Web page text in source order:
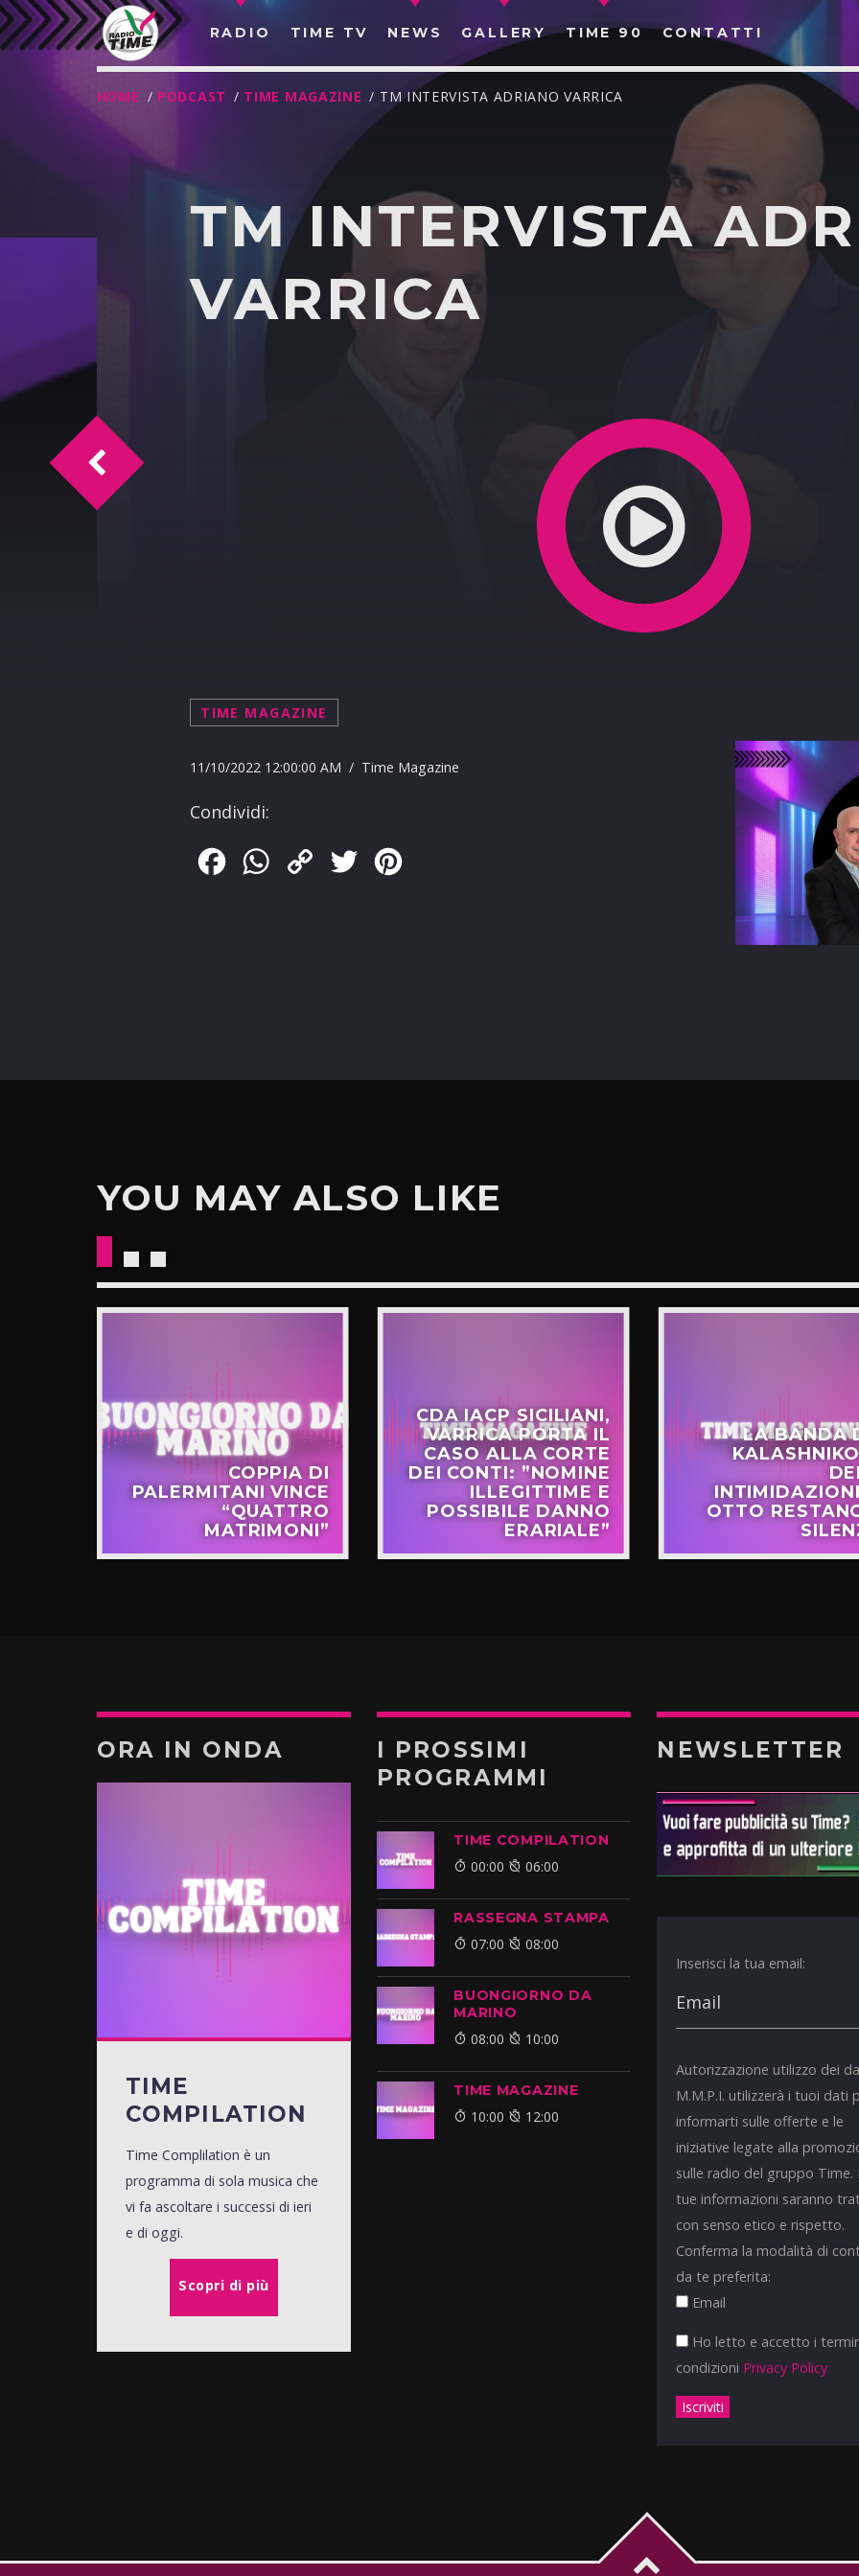
RADIO TIME TV NEWS GALLERY TIME 90 CONTATTI
CERCA NEL SITO WEB:
HOME / PODCAST / TIME MAGAZINE / TM INTERVISTA ADRIANO VARRICA
TM INTERVISTA
VARRICA
TIME MAGAZINE
11/10/2022 12:00:00 AM / Time Magazine
Condividi:
FacebookWhatsApp
Copy
Twitter
TM Intervista Andrea Perniciaro
YOU MAY ALSO LIKE
COPPIA DI
PALERMITANI VINCE
“QUATTRO
MATRIMONI”
CDA IACP SICILIANI,
VARRICA PORTA IL
CASO ALLA CORTE
DEI CONTI: ”NOMINE
ILLEGITTIME E
POSSIBILE DANNO
ERARIALE”
LA BANDA
OTTO
ORA IN ONDA
TIME
COMPILATION
Time Complilation è un
programma di sola musica che
vi fa ascoltare i successi di ieri
e di oggi.
Scopri di più
I PROSSIMI
PROGRAMMI
TIME COMPILATION
00:00 06:00
RASSEGNA STAMPA
07:00 08:00
BUONGIORNO DA
MARINO
08:00 10:00
TIME MAGAZINE
10:00 12:00
NEWSLETTER
Inserisci la tua email:
Autorizzazione utilizzo dei
M.M.P.I. utilizzerà i tuoi dati
informarti sulle offerte e le
iniziative legate alla
sulle radio del gruppo Time.
tue informazioni saranno
con senso etico e rispetto.
Conferma la modalità di
da te preferita:
Email
Ho letto e accetto i
condizioni Privacy Policy